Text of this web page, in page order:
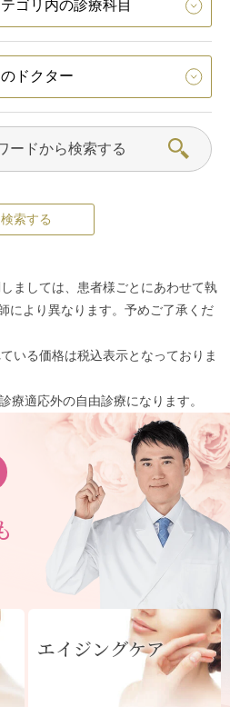
ましては、患者様ごとにあわせて執
により異なります。予めご了承くだ
いる価格は税込表示となっておりま
療適応外の自由診療になります。
エイジングケア